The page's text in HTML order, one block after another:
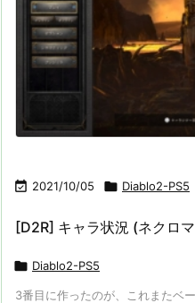
 2021/10/05  Diablo2-PS5
[D2R] キャラ状況 (ネクロ
 Diablo2-PS5
3番目に作ったのが、これまたベ